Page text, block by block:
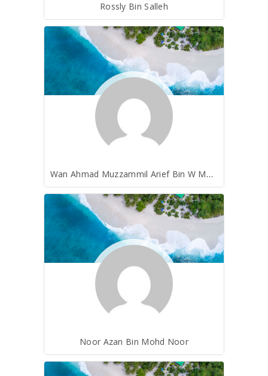
Rossly Bin Salleh
Wan Ahmad Muzzammil Arief Bin W Mohd Mahidin
Noor Azan Bin Mohd Noor